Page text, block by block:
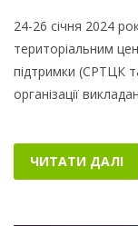
24-26 січня 2024
територіальним
підтримки (СРТЦК
організації
ЧИТАТИ ДАЛІ